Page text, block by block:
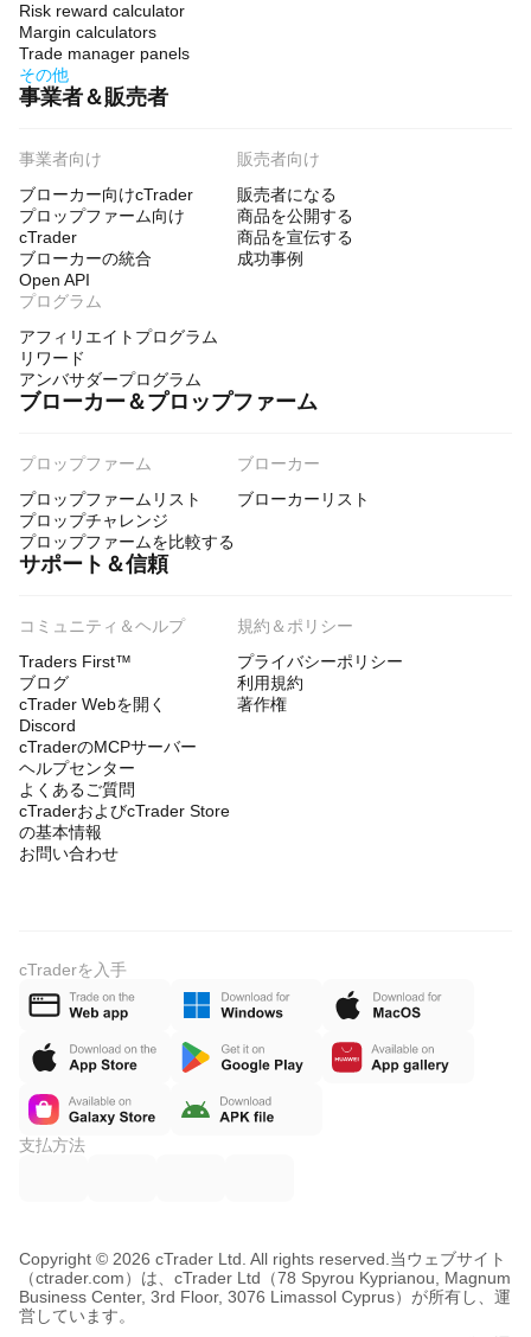
Risk reward calculator
Margin calculators
Trade manager panels
その他
事業者＆販売者
事業者向け
ブローカー向けcTrader
プロップファーム向け
cTrader
ブローカーの統合
Open API
販売者向け
販売者になる
商品を公開する
商品を宣伝する
成功事例
プログラム
アフィリエイトプログラム
リワード
アンバサダープログラム
ブローカー＆プロップファーム
プロップファーム
プロップファームリスト
プロップチャレンジ
プロップファームを比較する
ブローカー
ブローカーリスト
サポート＆信頼
コミュニティ＆ヘルプ
Traders First™
ブログ
cTrader Webを開く
Discord
cTraderのMCPサーバー
ヘルプセンター
よくあるご質問
cTraderおよびcTrader Store
の基本情報
お問い合わせ
規約＆ポリシー
プライバシーポリシー
利用規約
著作権
cTraderを入手
支払方法
Copyright © 2026 cTrader Ltd. All rights reserved. 当ウェブサイト
（ctrader.com）は、cTrader Ltd（78 Spyrou Kyprianou, Magnum
Business Center, 3rd Floor, 3076 Limassol Cyprus）が所有し、運
営しています。